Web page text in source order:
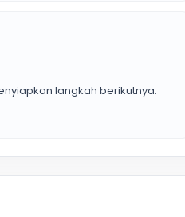
langkah berikutnya.